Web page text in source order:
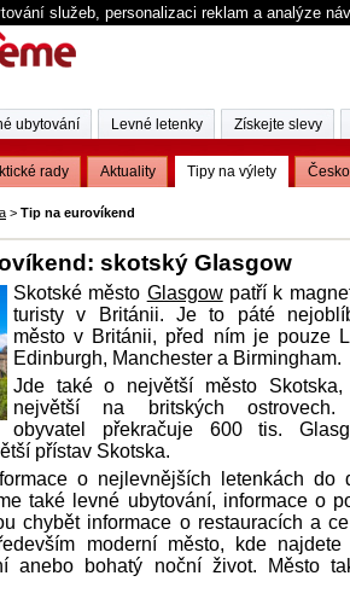
služeb, personalizaci reklam a analýze
> Tip na eurovíkend
skotský Glasgow
Skotské město Glasgowpatří k
turisty v Británii. Je to páté
město v Británii, před ním je pouze
Edinburgh, Manchester a Birmingham.
Jde také o největší město
největší na britských ostrovech.
obyvatel překračuje 600 tis.
přístav Skotska.
o nejlevnějších letenkách do
také levné ubytování, informace o
chybět informace o restauracích a
moderní město, kde najdete
anebo bohatý noční život. Město
rady Aktuality Tipy na výlety Česko
ubytování Levné letenky Získejte slevy